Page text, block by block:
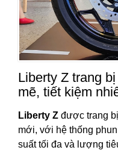
Liberty Z trang
mẽ, tiết kiệm
Liberty Z được trang
mới, với hệ thống
suất tối đa và lượng